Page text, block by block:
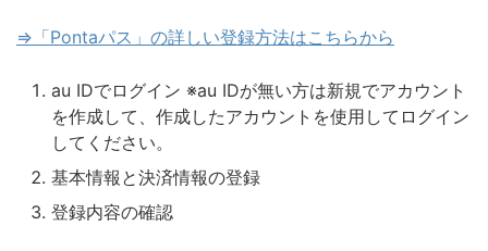
⇒「Pontaパス 」の詳しい登録方法はこちらから
au IDでログイン ※au IDが無い方は新規でアカウント
を作成して、作成したアカウントを使用してログイン
してください。
基本情報と決済情報の登録
登録内容の確認